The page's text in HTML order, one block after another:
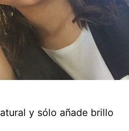
y sólo añade brillo